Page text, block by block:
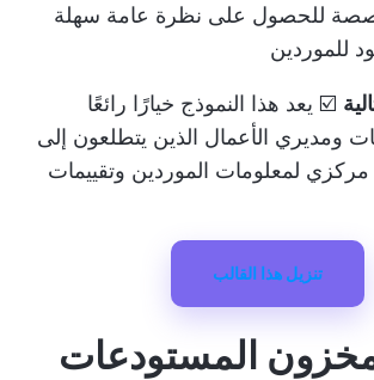
للحصول على نظرة عامة سهلة
للموردين
☑️ يعد هذا النموذج خيارًا رائعًا
ومديري الأعمال الذين يتطلعون إلى
لمعلومات الموردين وتقييمات
تنزيل هذا القالب
مخزون المستودعات